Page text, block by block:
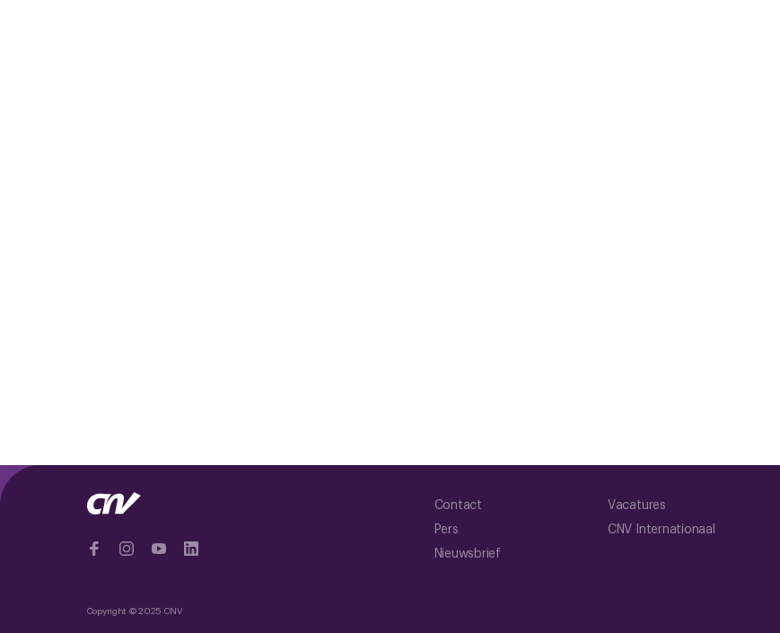
Contact
Pers
Nieuwsbrief
Vacatures
CNV Internationaal
Copyright © 2025 CNV